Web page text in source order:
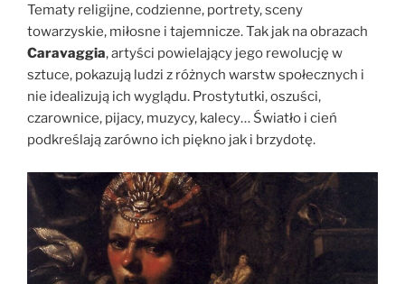
Tematy religijne, codzienne, portrety, sceny
towarzyskie, miłosne i tajemnicze. Tak jak na obrazach
Caravaggia, artyści powielający jego rewolucję w
sztuce, pokazują ludzi z różnych warstw społecznych i
nie idealizują ich wyglądu. Prostytutki, oszuści,
czarownice, pijacy, muzycy, kalecy… Światło i cień
podkreślają zarówno ich piękno jak i brzydotę.